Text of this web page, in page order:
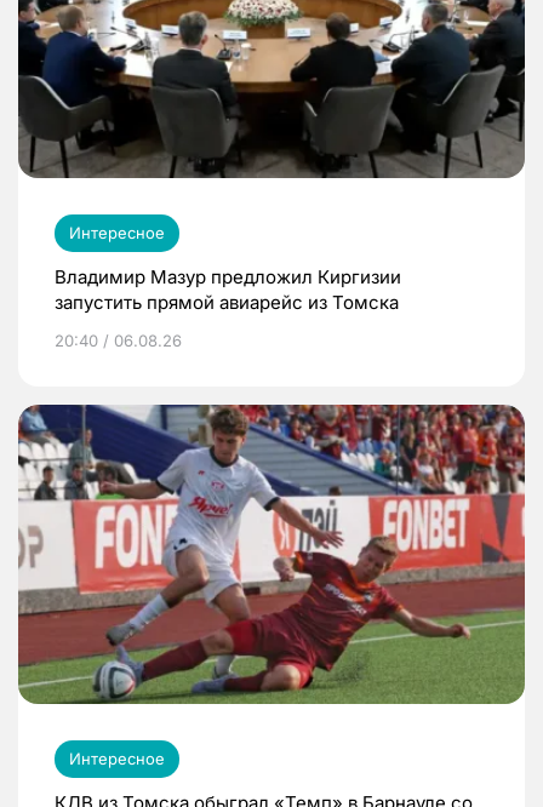
Интересное
Владимир Мазур предложил Киргизии
запустить прямой авиарейс из Томска
20:40 / 06.08.26
Интересное